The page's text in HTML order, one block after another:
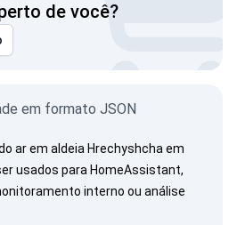
de você?
em formato JSON
ar em aldeia Hrechyshcha em
usados para HomeAssistant,
interno ou análise